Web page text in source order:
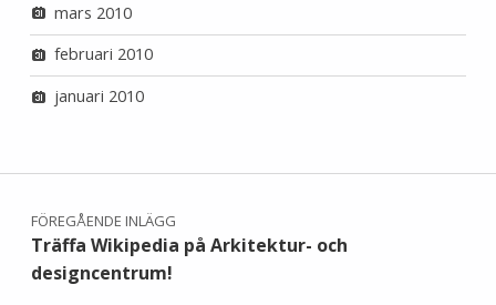
mars 2010
februari 2010
januari 2010
Inläggsnavigering
FÖREGÅENDE INLÄGG
Träffa Wikipedia på Arkitektur- och
designcentrum!